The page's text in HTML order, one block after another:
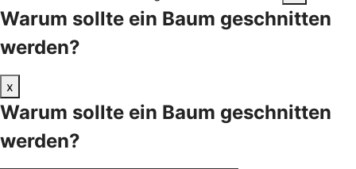
Warum sollte ein Baum geschnitten
werden?
x
Warum sollte ein Baum geschnitten
werden?